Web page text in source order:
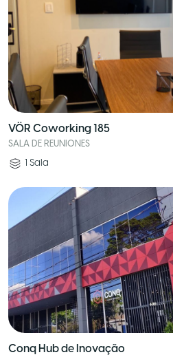
VÖR Coworking 185
SALA DE REUNIONES
1 Sala
Conq Hub de Inovação